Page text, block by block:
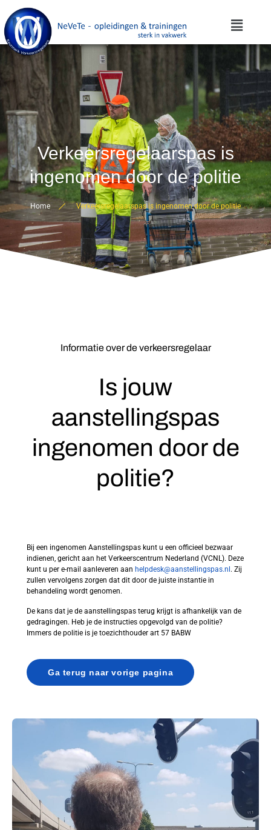
Verkeersregelaarspas is
ingenomen door de politie
Home Verkeersregelaarspas is ingenomen door de politie
Informatie over de verkeersregelaar
Is jouw
aanstellingspas
ingenomen door de
politie?
Bij een ingenomen Aanstellingspas kunt u een officieel bezwaar
indienen, gericht aan het Verkeerscentrum Nederland (VCNL). Deze
kunt u per e-mail aanleveren aan helpdesk@aanstellingspas.nl . Zij
zullen vervolgens zorgen dat dit door de juiste instantie in
behandeling wordt genomen.
De kans dat je de aanstellingspas terug krijgt is afhankelijk van de
gedragingen. Heb je de instructies opgevolgd van de politie?
Immers de politie is je toezichthouder art 57 BABW
Ga terug naar vorige pagina